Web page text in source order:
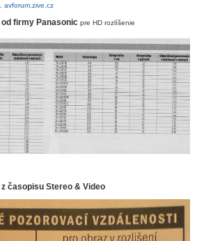
avforum.zive.cz
firmy Panasonic pre HD rozlíšenie
časopisu Stereo & Video